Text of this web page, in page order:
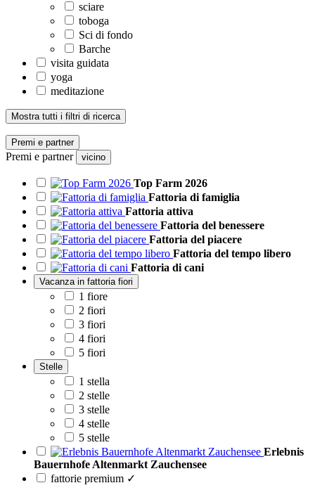
sciare
toboga
Sci di fondo
Barche
visita guidata
yoga
meditazione
Mostra tutti i filtri di ricerca
Premi e partner
Premi e partner vicino
Top Farm 2026
Fattoria di famiglia
Fattoria attiva
Fattoria del benessere
Fattoria del piacere
Fattoria del tempo libero
Fattoria di cani
Vacanza in fattoria fiori
1 fiore
2 fiori
3 fiori
4 fiori
5 fiori
Stelle
1 stella
2 stelle
3 stelle
4 stelle
5 stelle
Erlebnis
Bauernhofe Altenmarkt Zauchensee
fattorie premium ✓